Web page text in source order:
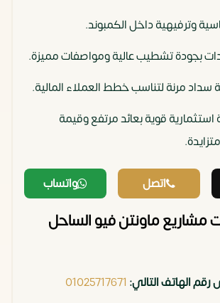
وترفيهية داخل الكمبوند.
بجودة تشطيب عالية ومواصفات مميزة.
سداد مرنة لتناسب خطط العملاء المالية.
قوية بعائد مرتفع وقيمة
اتصل واتساب
مشاريع ماونتن فيو الساحل
رقم الهاتف التالي: 01025717671